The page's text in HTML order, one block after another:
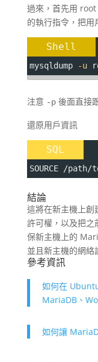
過來，首先用
的執行指令，把用
Shell
mysqldump -u
注意 -p後面直接
還原用戶資訊
SQL
SOURCE /
結論
這將在新主機上創
許可權，以及把之
保新主機上的
並且新主機的網絡
參考資訊
如何在
MariaDB、
如何讓